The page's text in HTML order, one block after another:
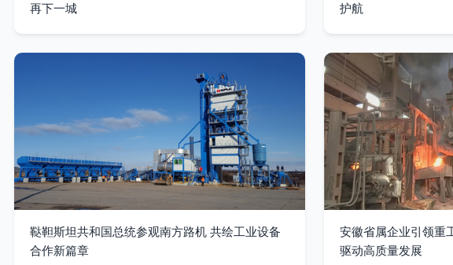
再下一城
护航
鞑靼斯坦共和国总统参观南方路机 共绘工业设备
合作新篇章
安徽省属企业引领重
驱动高质量发展